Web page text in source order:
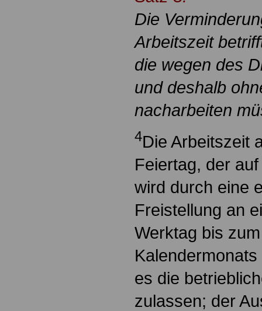
Die
Arbeitszeit
die wegen des
und deshalb
nacharbeiten
4Die Arbeitszeit
Feiertag, der
wird durch eine
Freistellung an
Werktag bis
es die
zulassen; der